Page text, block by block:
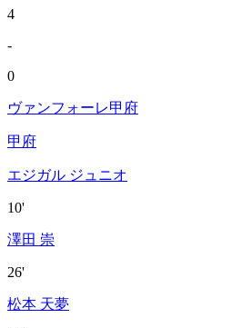
4
-
0
ヴァンフォーレ甲府
甲府
エジガル ジュニオ
10'
澤田 崇
26'
松本 天夢